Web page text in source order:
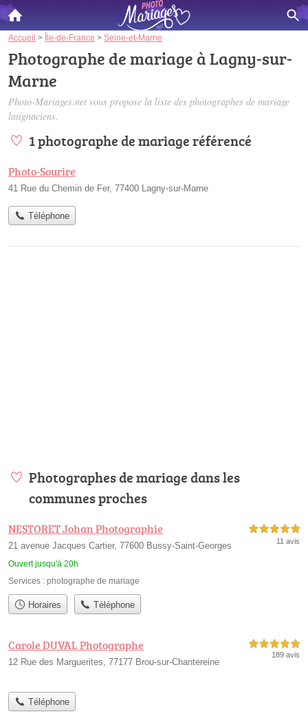
Accueil > Île-de-France > Seine-et-Marne
Photographe de mariage à Lagny-sur-
Marne
Photo-Mariages.net vous propose la liste des photographes de mariage
latignaciens.
1 photographe de mariage référencé
Photo-Sourire
41 Rue du Chemin de Fer, 77400 Lagny-sur-Marne
Téléphone
Photographes de mariage dans les
communes proches
NESTORET Johan Photographie
21 avenue Jacques Cartier, 77600 Bussy-Saint-Georges
Ouvert jusqu'à 20h
5,0 étoiles sur 5
11 avis
Services : photographe de mariage
Horaires Téléphone
Carole DUVAL Photographe
12 Rue des Marguerites, 77177 Brou-sur-Chantereine
5,0 étoiles sur 5
189 avis
Téléphone